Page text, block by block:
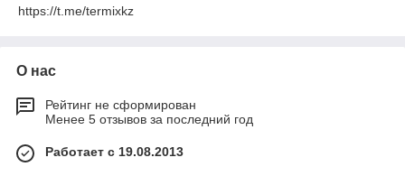
https://t.me/termixkz
О нас
Рейтинг не сформирован
Менее 5 отзывов за последний год
Работает с 19.08.2013